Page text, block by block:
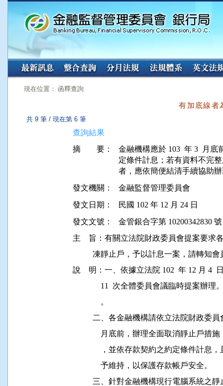
:::
現在位置： 函釋查詢
有加底線者
共 9 筆 / 現在第 6 筆
查詢結果
摘 要：
金融機構應於 103  年 3  月
定條件計息；若有資料不完
發文機關：
金融監督管理委員會
發文日期：
民國 102 年 12 月 24 日
發文文號：
金管銀合字第 10200342830
主    旨：有關立法院財政委員會提案要求
凍靜止戶，予以計息一案，請轉
說    明：一、依據立法院 102  年 12 月 4
11  次全體委員會議臨時提案
              。
二、各金融機構請依立法院財政
月底前，辦理全面取消靜止戶
，並依存款契約之約定條件計
              予維持，以保護存款帳戶安全。
三、針對金融機構現行電腦系統